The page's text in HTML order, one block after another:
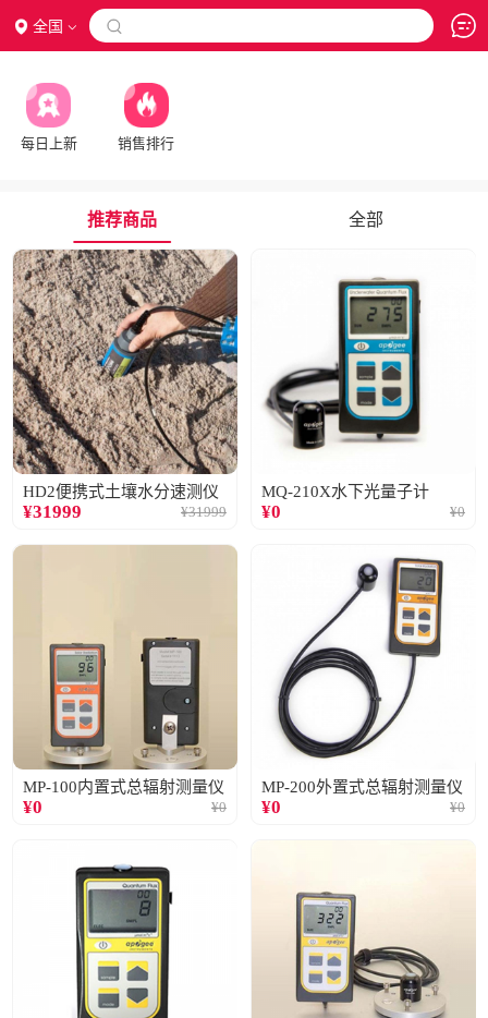
全国 
每日上新 销售排行
推荐商品 全部
HD2便携式土壤水分速测仪
¥31999 ¥31999
MQ-210X水下光量子计
¥0 ¥0
MP-100内置式总辐射测量仪
¥0 ¥0
MP-200外置式总辐射测量仪
¥0 ¥0